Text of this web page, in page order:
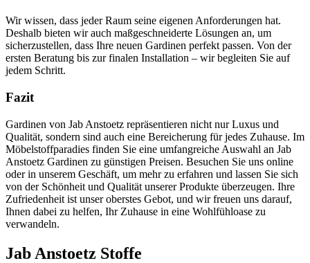
Wir wissen, dass jeder Raum seine eigenen Anforderungen hat.
Deshalb bieten wir auch maßgeschneiderte Lösungen an, um
sicherzustellen, dass Ihre neuen Gardinen perfekt passen. Von der
ersten Beratung bis zur finalen Installation – wir begleiten Sie auf
jedem Schritt.
Fazit
Gardinen von Jab Anstoetz repräsentieren nicht nur Luxus und
Qualität, sondern sind auch eine Bereicherung für jedes Zuhause. Im
Möbelstoffparadies finden Sie eine umfangreiche Auswahl an Jab
Anstoetz Gardinen zu günstigen Preisen. Besuchen Sie uns online
oder in unserem Geschäft, um mehr zu erfahren und lassen Sie sich
von der Schönheit und Qualität unserer Produkte überzeugen. Ihre
Zufriedenheit ist unser oberstes Gebot, und wir freuen uns darauf,
Ihnen dabei zu helfen, Ihr Zuhause in eine Wohlfühloase zu
verwandeln.
Jab Anstoetz Stoffe